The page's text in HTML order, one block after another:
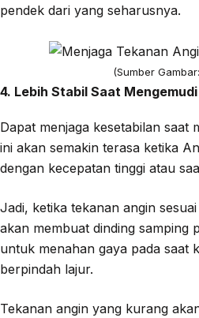
pendek dari yang seharusnya.
(Sumber
4. Lebih Stabil Saat Mengemudi
Dapat menjaga kesetabilan saat
ini akan semakin terasa ketika
dengan kecepatan tinggi atau
Jadi, ketika tekanan angin
akan membuat dinding samping
untuk menahan gaya pada saat
berpindah lajur.
Tekanan angin yang kurang